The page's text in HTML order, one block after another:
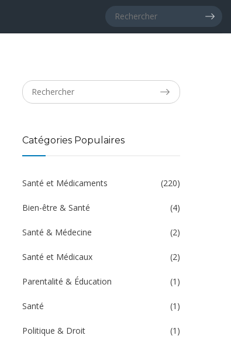
Catégories Populaires
Santé et Médicaments (220)
Bien-être & Santé (4)
Santé & Médecine (2)
Santé et Médicaux (2)
Parentalité & Éducation (1)
Santé (1)
Politique & Droit (1)